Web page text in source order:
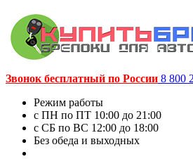
Звонок бесплатный по России 8 800
Режим работы
c ПН по ПТ 10:00 до 21:00
c СБ по ВС 12:00 до 18:00
Без обеда и выходных